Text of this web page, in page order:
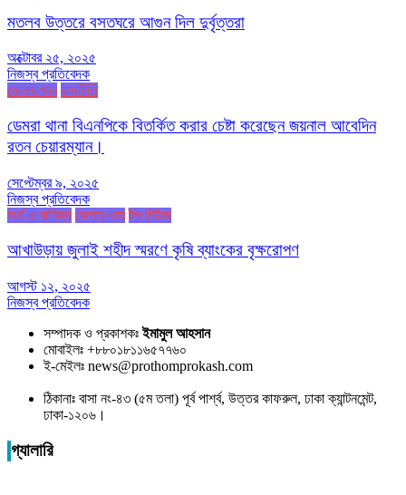
মতলব উত্তরে বসতঘরে আগুন দিল দুর্বৃত্তরা
অক্টোবর ২৫, ২০২৫
নিজস্ব প্রতিবেদক
জেলার খবর রাজনীতি
ডেমরা থানা বিএনপিকে বিতর্কিত করার চেষ্টা করেছেন জয়নাল আবেদিন
রতন চেয়ারম্যান।
সেপ্টেম্বর ৯, ২০২৫
নিজস্ব প্রতিবেদক
অর্থ ও বাণিজ্য জেলার খবর টপ নিউজ
আখাউড়ায় জুলাই শহীদ স্মরণে কৃষি ব্যাংকের বৃক্ষরোপণ
আগস্ট ১২, ২০২৫
নিজস্ব প্রতিবেদক
সম্পাদক ও প্রকাশকঃইমামুল আহসান
মোবাইলঃ +৮৮০১৮১১৬৫৭৭৬০
ই-মেইলঃ news@prothomprokash.com
ঠিকানাঃ বাসা নং-৪৩ (৫ম তলা) পূর্ব পার্শ্ব, উত্তর কাফরুল, ঢাকা ক্যান্টনমেন্ট,
ঢাকা-১২০৬।
গ্যালারি